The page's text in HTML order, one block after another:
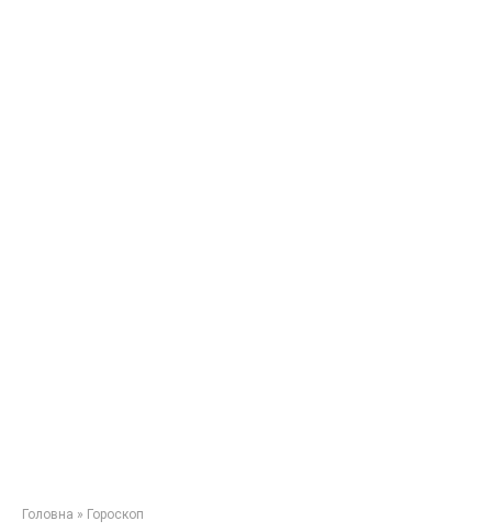
Головна » Гороскоп